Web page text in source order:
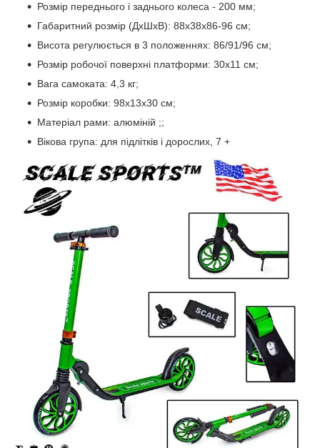
Розмір переднього і заднього колеса - 200 мм;
Габаритний розмір (ДхШхВ): 88х38х86-96 см;
Висота регулюється в 3 положеннях: 86/91/96 см;
Розмір робочої поверхні платформи: 30х11 см;
Вага самоката: 4,3 кг;
Розмір коробки: 98х13х30 см;
Матеріал рами: алюміній ;;
Вікова група: для підлітків і дорослих, 7 +